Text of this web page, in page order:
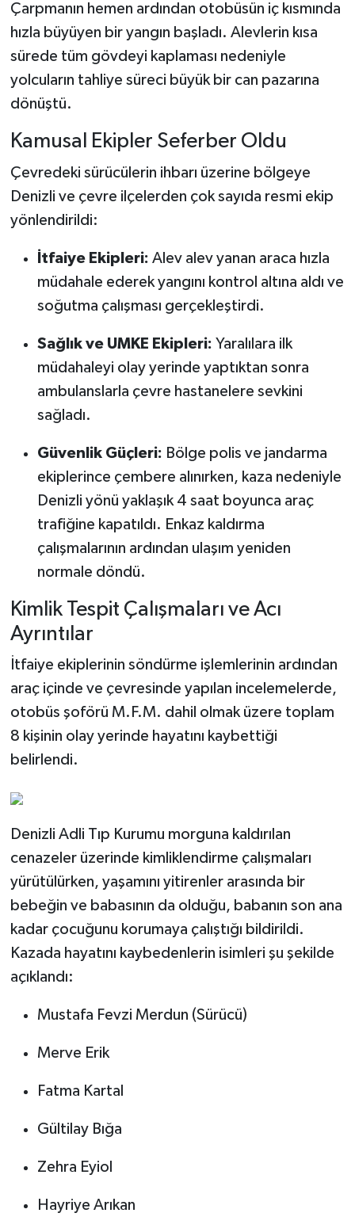
Çarpmanın hemen ardından otobüsün iç kısmında
hızla büyüyen bir yangın başladı. Alevlerin kısa
sürede tüm gövdeyi kaplaması nedeniyle
yolcuların tahliye süreci büyük bir can pazarına
dönüştü.
Kamusal Ekipler Seferber Oldu
Çevredeki sürücülerin ihbarı üzerine bölgeye
Denizli ve çevre ilçelerden çok sayıda resmi ekip
yönlendirildi:
İtfaiye Ekipleri: Alev alev yanan araca hızla
müdahale ederek yangını kontrol altına aldı ve
soğutma çalışması gerçekleştirdi.
Sağlık ve UMKE Ekipleri: Yaralılara ilk
müdahaleyi olay yerinde yaptıktan sonra
ambulanslarla çevre hastanelere sevkini
sağladı.
Güvenlik Güçleri: Bölge polis ve jandarma
ekiplerince çembere alınırken, kaza nedeniyle
Denizli yönü yaklaşık 4 saat boyunca araç
trafiğine kapatıldı. Enkaz kaldırma
çalışmalarının ardından ulaşım yeniden
normale döndü.
Kimlik Tespit Çalışmaları ve Acı
Ayrıntılar
İtfaiye ekiplerinin söndürme işlemlerinin ardından
araç içinde ve çevresinde yapılan incelemelerde,
otobüs şoförü M.F.M. dahil olmak üzere toplam
8 kişinin olay yerinde hayatını kaybettiği
belirlendi.
Denizli Adli Tıp Kurumu morguna kaldırılan
cenazeler üzerinde kimliklendirme çalışmaları
yürütülürken, yaşamını yitirenler arasında bir
bebeğin ve babasının da olduğu, babanın son ana
kadar çocuğunu korumaya çalıştığı bildirildi.
Kazada hayatını kaybedenlerin isimleri şu şekilde
açıklandı:
Mustafa Fevzi Merdun (Sürücü)
Merve Erik
Fatma Kartal
Gültilay Bığa
Zehra Eyiol
Hayriye Arıkan